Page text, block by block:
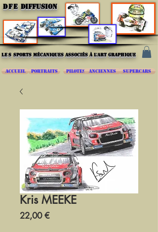
DFE DIFFUSION
les sports mécaniques associés à l'art graphique
ACCUEIL PORTRAITS PILOTES ANCIENNES SUPERCARS
Kris MEEKE
22,00 €Prix